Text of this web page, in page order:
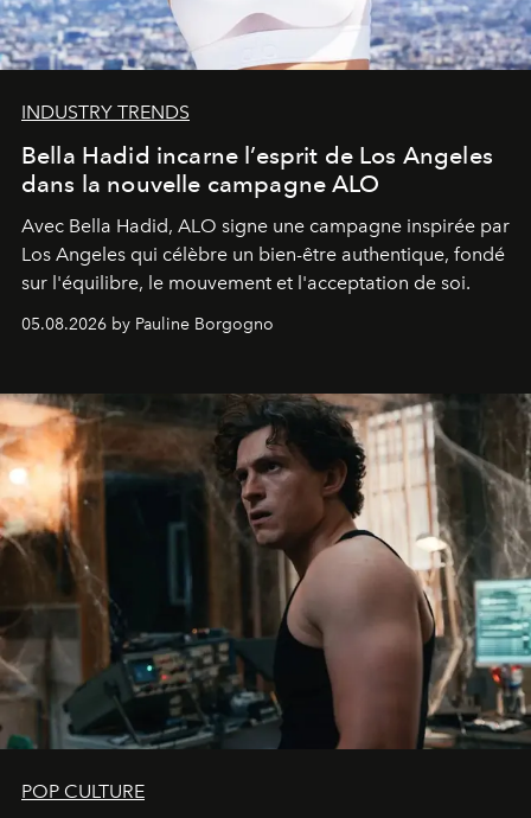
INDUSTRY TRENDS
Bella Hadid incarne l’esprit de Los Angeles
dans la nouvelle campagne ALO
Avec Bella Hadid, ALO signe une campagne inspirée par
Los Angeles qui célèbre un bien-être authentique, fondé
sur l'équilibre, le mouvement et l'acceptation de soi.
05.08.2026 by Pauline Borgogno
POP CULTURE